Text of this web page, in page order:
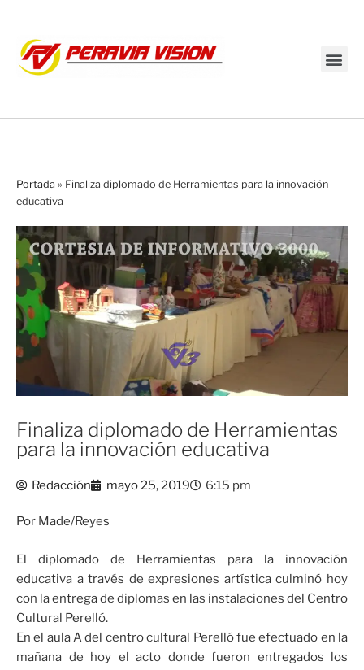
Portada » Finaliza diplomado de Herramientas para la innovación
educativa
Finaliza diplomado de Herramientas
para la innovación educativa
Redacción mayo 25, 2019 6:15 pm
Por Made/Reyes
El diplomado de Herramientas para la innovación
educativa a través de expresiones artística culminó hoy
con la entrega de diplomas en las instalaciones del Centro
Cultural Perelló.
En el aula A del centro cultural Perelló fue efectuado en la
mañana de hoy el acto donde fueron entregados los